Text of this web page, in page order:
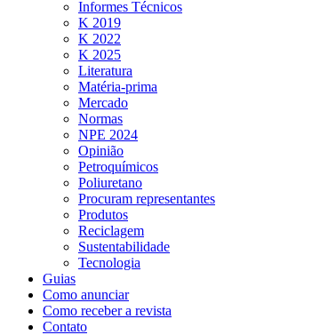
Informes Técnicos
K 2019
K 2022
K 2025
Literatura
Matéria-prima
Mercado
Normas
NPE 2024
Opinião
Petroquímicos
Poliuretano
Procuram representantes
Produtos
Reciclagem
Sustentabilidade
Tecnologia
Guias
Como anunciar
Como receber a revista
Contato